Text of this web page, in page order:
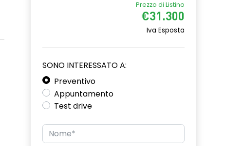
Prezzo di Listino
€31.300
Iva Esposta
SONO INTERESSATO A:
Preventivo
Appuntamento
Test drive